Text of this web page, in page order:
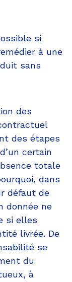
si
à une
sans
des
des étapes
certain
totale
dans
défaut de
donnée ne
si elles
livrée. De
se
du
à